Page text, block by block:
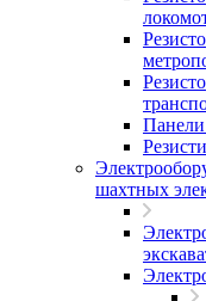
Панели
шахтных